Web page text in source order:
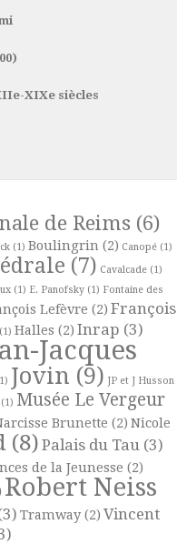
XIXe siècles
de Reims (6)
(1) Boulingrin (2) Canopé(1)
(7) Cavalcade(1)
(1) E. Panofsky (1) Fontaine des
Lefèvre (2) François
Halles (2) Inrap (3)
Jacques
Jovin (9) JP et J Husson
Musée Le Vergeur
Brunette (2) Nicole
(8) Palais du Tau (3)
de la Jeunesse (2)
Robert Neiss
Tramway(2) Vincent